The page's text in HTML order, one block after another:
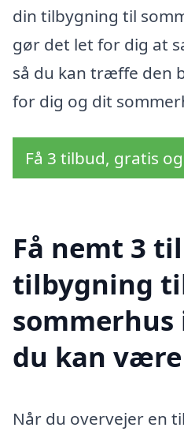
din tilbygning til
gør det let for dig at
så du kan træffe den
for dig og dit
Få 3 tilbud, gratis
Få nemt 3
tilbygning
sommerhus
du kan
Når du overvejer en